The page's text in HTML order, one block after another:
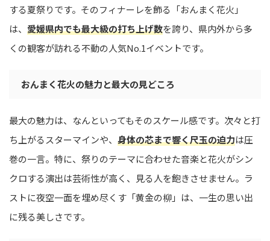
する夏祭りです。そのフィナーレを飾る「おんまく花火」
は、 愛媛県内でも最大級の打ち上げ数を誇り、県内外から多
くの観客が訪れる不動の人気No.1イベントです。
おんまく花火の魅力と最大の見どころ
最大の魅力は、なんといってもそのスケール感です。次々と打
ち上がるスターマインや、 身体の芯まで響く尺玉の迫力は圧
巻の一言。特に、祭りのテーマに合わせた音楽と花火がシン
クロする演出は芸術性が高く、見る人を飽きさせません。ラ
ストに夜空一面を埋め尽くす「黄金の柳」は、一生の思い出
に残る美しさです。